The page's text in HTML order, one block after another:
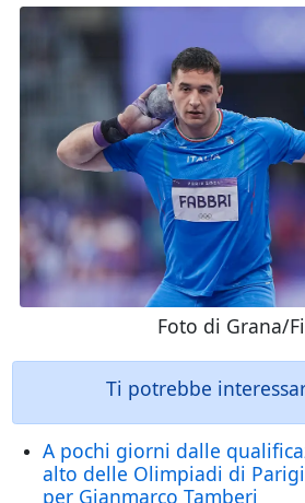
Foto di Grana/
Ti potrebbe
A pochi giorni dalle
alto delle Olimpiadi di
per Gianmarco Tamberi